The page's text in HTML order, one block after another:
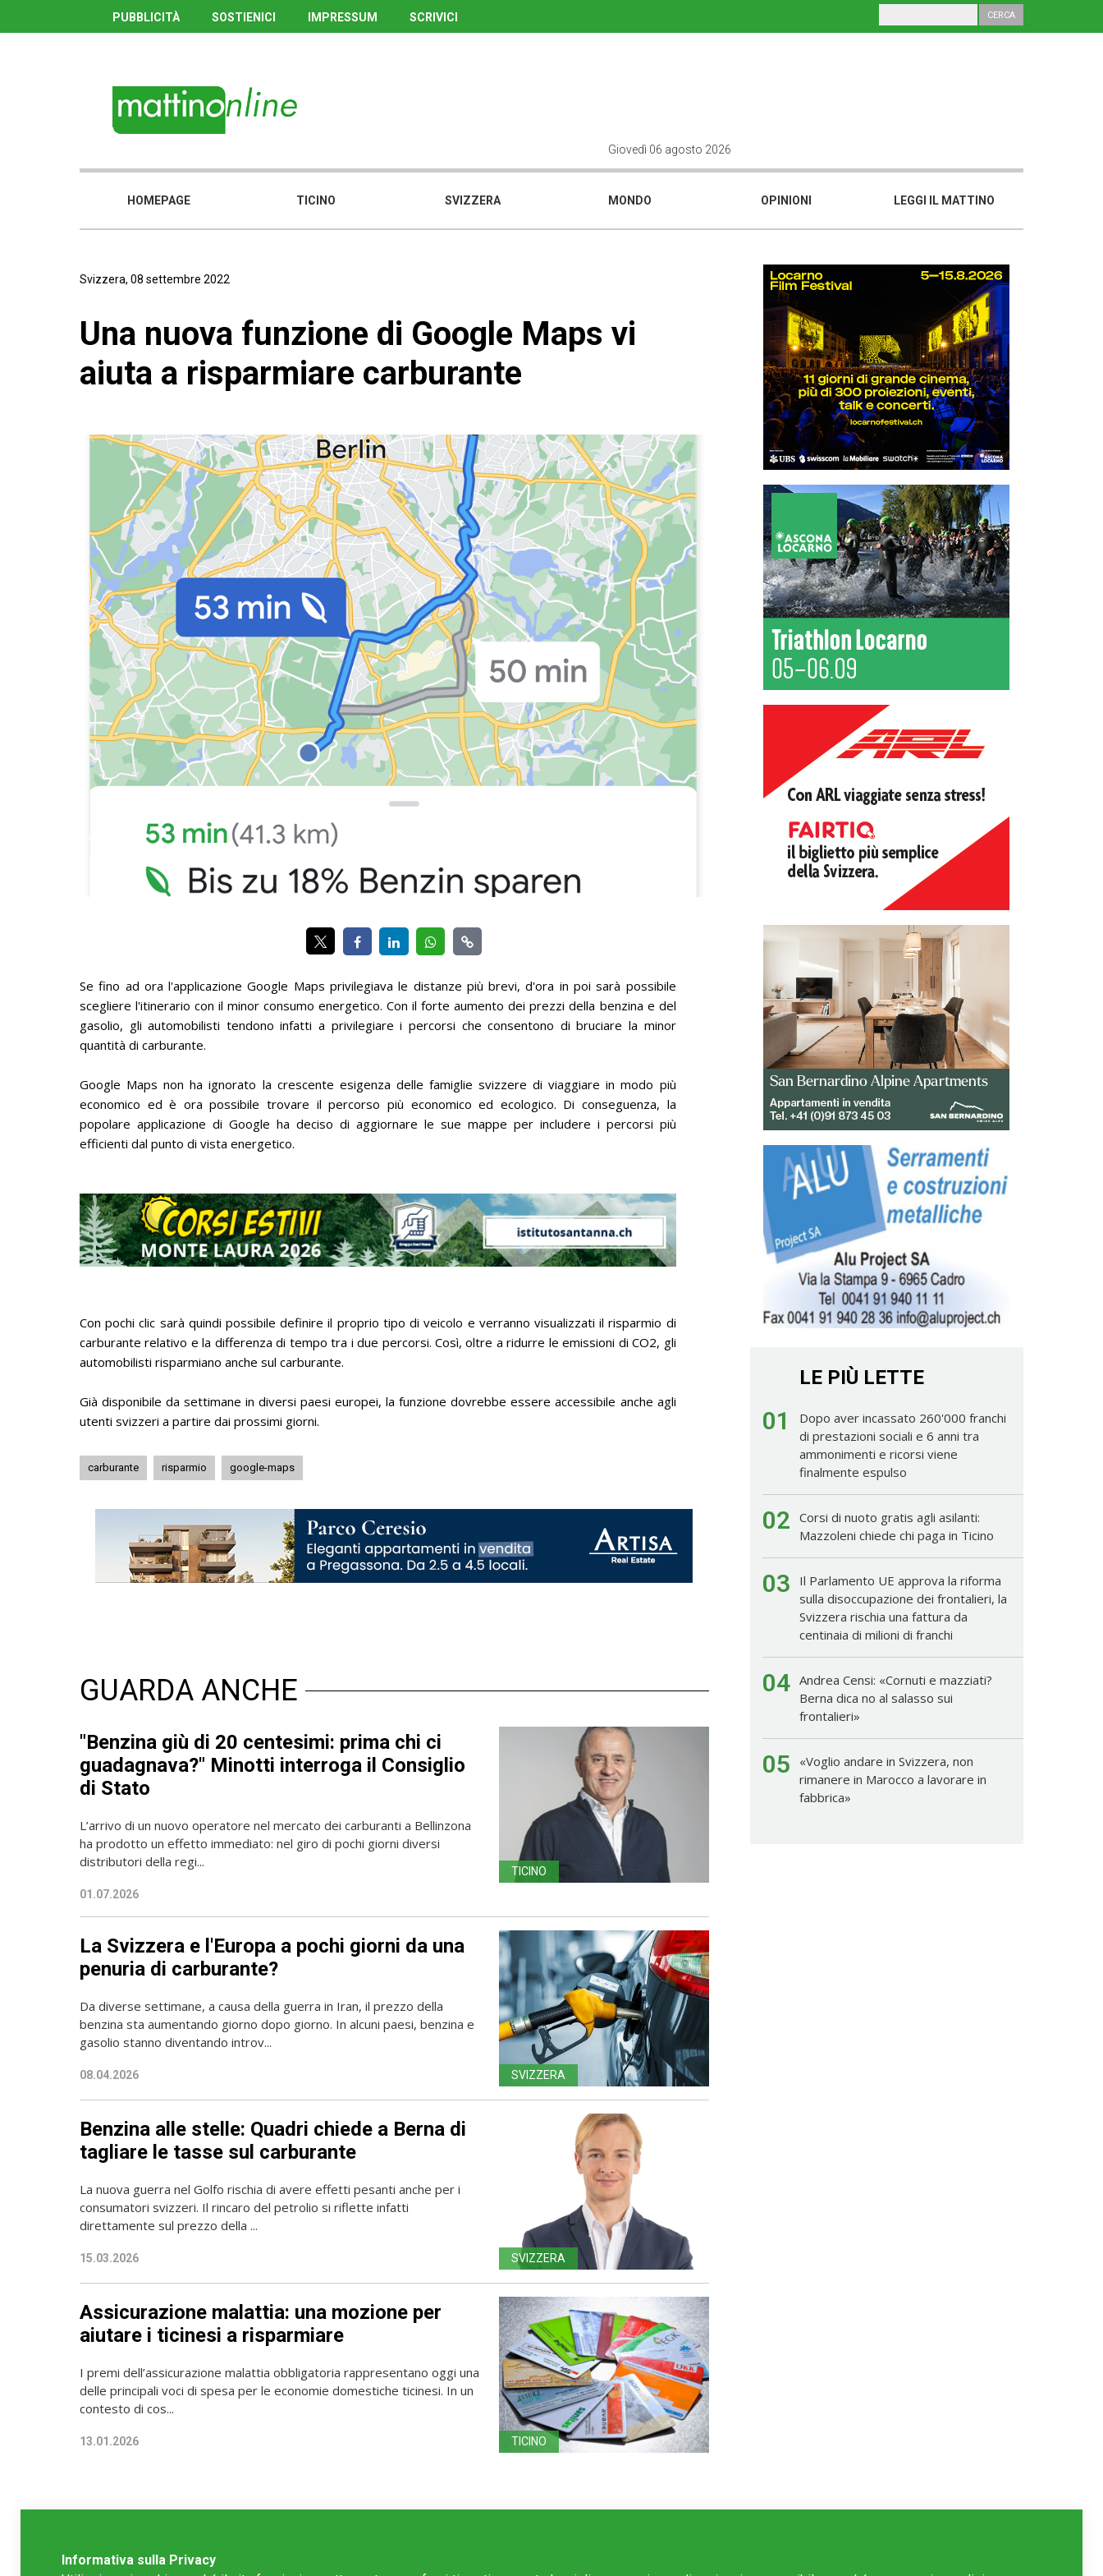
PUBBLICITÀ SOSTIENICI IMPRESSUM SCRIVICI
Giovedì 06 agosto 2026
HOMEPAGE TICINO SVIZZERA MONDO OPINIONI LEGGI IL MATTINO
Svizzera, 08 settembre 2022
Una nuova funzione di Google Maps vi
aiuta a risparmiare carburante
Se fino ad ora l'applicazione Google Maps privilegiava le distanze più brevi, d'ora in poi sarà possibile
scegliere l'itinerario con il minor consumo energetico. Con il forte aumento dei prezzi della benzina e del
gasolio, gli automobilisti tendono infatti a privilegiare i percorsi che consentono di bruciare la minor
quantità di carburante.
Google Maps non ha ignorato la crescente esigenza delle famiglie svizzere di viaggiare in modo più
economico ed è ora possibile trovare il percorso più economico ed ecologico. Di conseguenza, la
popolare applicazione di Google ha deciso di aggiornare le sue mappe per includere i percorsi più
efficienti dal punto di vista energetico.
Con pochi clic sarà quindi possibile definire il proprio tipo di veicolo e verranno visualizzati il risparmio di
carburante relativo e la differenza di tempo tra i due percorsi. Così, oltre a ridurre le emissioni di CO2, gli
automobilisti risparmiano anche sul carburante.
Già disponibile da settimane in diversi paesi europei, la funzione dovrebbe essere accessibile anche agli
utenti svizzeri a partire dai prossimi giorni.
carburante risparmio google-maps
GUARDA ANCHE
"Benzina giù di 20 centesimi: prima chi ci
guadagnava?" Minotti interroga il Consiglio
di Stato
L’arrivo di un nuovo operatore nel mercato dei carburanti a Bellinzona
ha prodotto un effetto immediato: nel giro di pochi giorni diversi
distributori della regi...
01.07.2026
TICINO
La Svizzera e l'Europa a pochi giorni da una
penuria di carburante?
Da diverse settimane, a causa della guerra in Iran, il prezzo della
benzina sta aumentando giorno dopo giorno. In alcuni paesi, benzina e
gasolio stanno diventando introv...
08.04.2026 SVIZZERA
Benzina alle stelle: Quadri chiede a Berna di
tagliare le tasse sul carburante
La nuova guerra nel Golfo rischia di avere effetti pesanti anche per i
consumatori svizzeri. Il rincaro del petrolio si riflette infatti
direttamente sul prezzo della ...
15.03.2026 SVIZZERA
Assicurazione malattia: una mozione per
aiutare i ticinesi a risparmiare
I premi dell’assicurazione malattia obbligatoria rappresentano oggi una
delle principali voci di spesa per le economie domestiche ticinesi. In un
contesto di cos...
13.01.2026 TICINO
LE PIÙ LETTE
01
Dopo aver incassato 260'000 franchi
di prestazioni sociali e 6 anni tra
ammonimenti e ricorsi viene
finalmente espulso
02 Corsi di nuoto gratis agli asilanti:
Mazzoleni chiede chi paga in Ticino
03
Il Parlamento UE approva la riforma
sulla disoccupazione dei frontalieri, la
Svizzera rischia una fattura da
centinaia di milioni di franchi
04 Andrea Censi: «Cornuti e mazziati?
Berna dica no al salasso sui
frontalieri»
05
«Voglio andare in Svizzera, non
rimanere in Marocco a lavorare in
fabbrica»
Informativa sulla Privacy